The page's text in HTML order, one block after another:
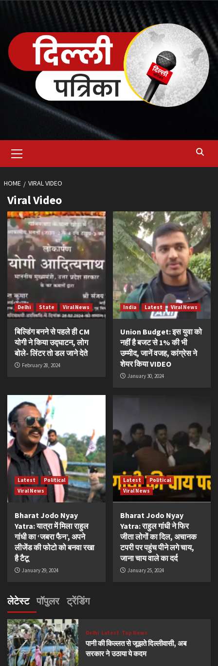
content
Menu
HOME VIRAL VIDEO
Viral Video
Delhi State Viral News
बिल्डिंग बनने से पहले ही CM
योगी ने किया उद्घाटन, लोग
बोले- लिंटर तो डल जाने देते
February 28, 2024
India Latest Viral News
Union Budget: इस युवा को
नहीं है बजट से 1% की भी
उम्मीद, जानें वजह, कांग्रेस ने
शेयर किया VIDEO
January 30, 2024
Latest
Political
Viral News
Bharat Jodo Nyay
Yatra: यात्रा में मिला राहुल
गांधी का ‘जबरा फैन’, अपने
लीजेंड की फोटो को बनवा रखा
है टैटू
January 29, 2024
Latest
Political
Viral News
Bharat Jodo Nyay
Yatra: राहुल गांधी ने फिर
जीता लोगों का दिल, अचानक
टपरी पर पहुंच पीने लगे चाय,
जाना चाय वाले का दर्द
January 25, 2024
लेटेस्ट पॉपुलर ट्रेंडिंग
Delhi Latest Top News
पानी की किल्लत से जूझते दिल्लीवासी, अब
सरकार ने उठाया ये कदम